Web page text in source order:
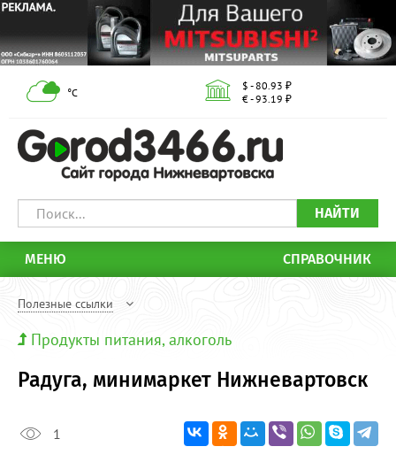
°С
$ - 80.93 ₽
€ - 93.19 ₽
НАЙТИ
МЕНЮ СПРАВОЧНИК
Полезные ссылки
Продукты питания, алкоголь
Радуга, минимаркет Нижневартовск
1